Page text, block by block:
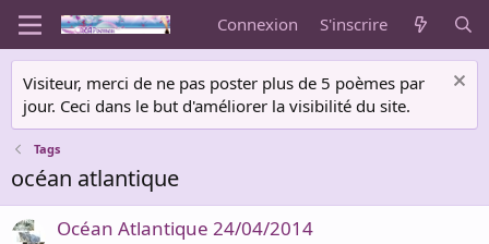
Connexion S'inscrire
Visiteur, merci de ne pas poster plus de 5 poèmes par
jour. Ceci dans le but d'améliorer la visibilité du site.
Tags
océan atlantique
Océan Atlantique 24/04/2014